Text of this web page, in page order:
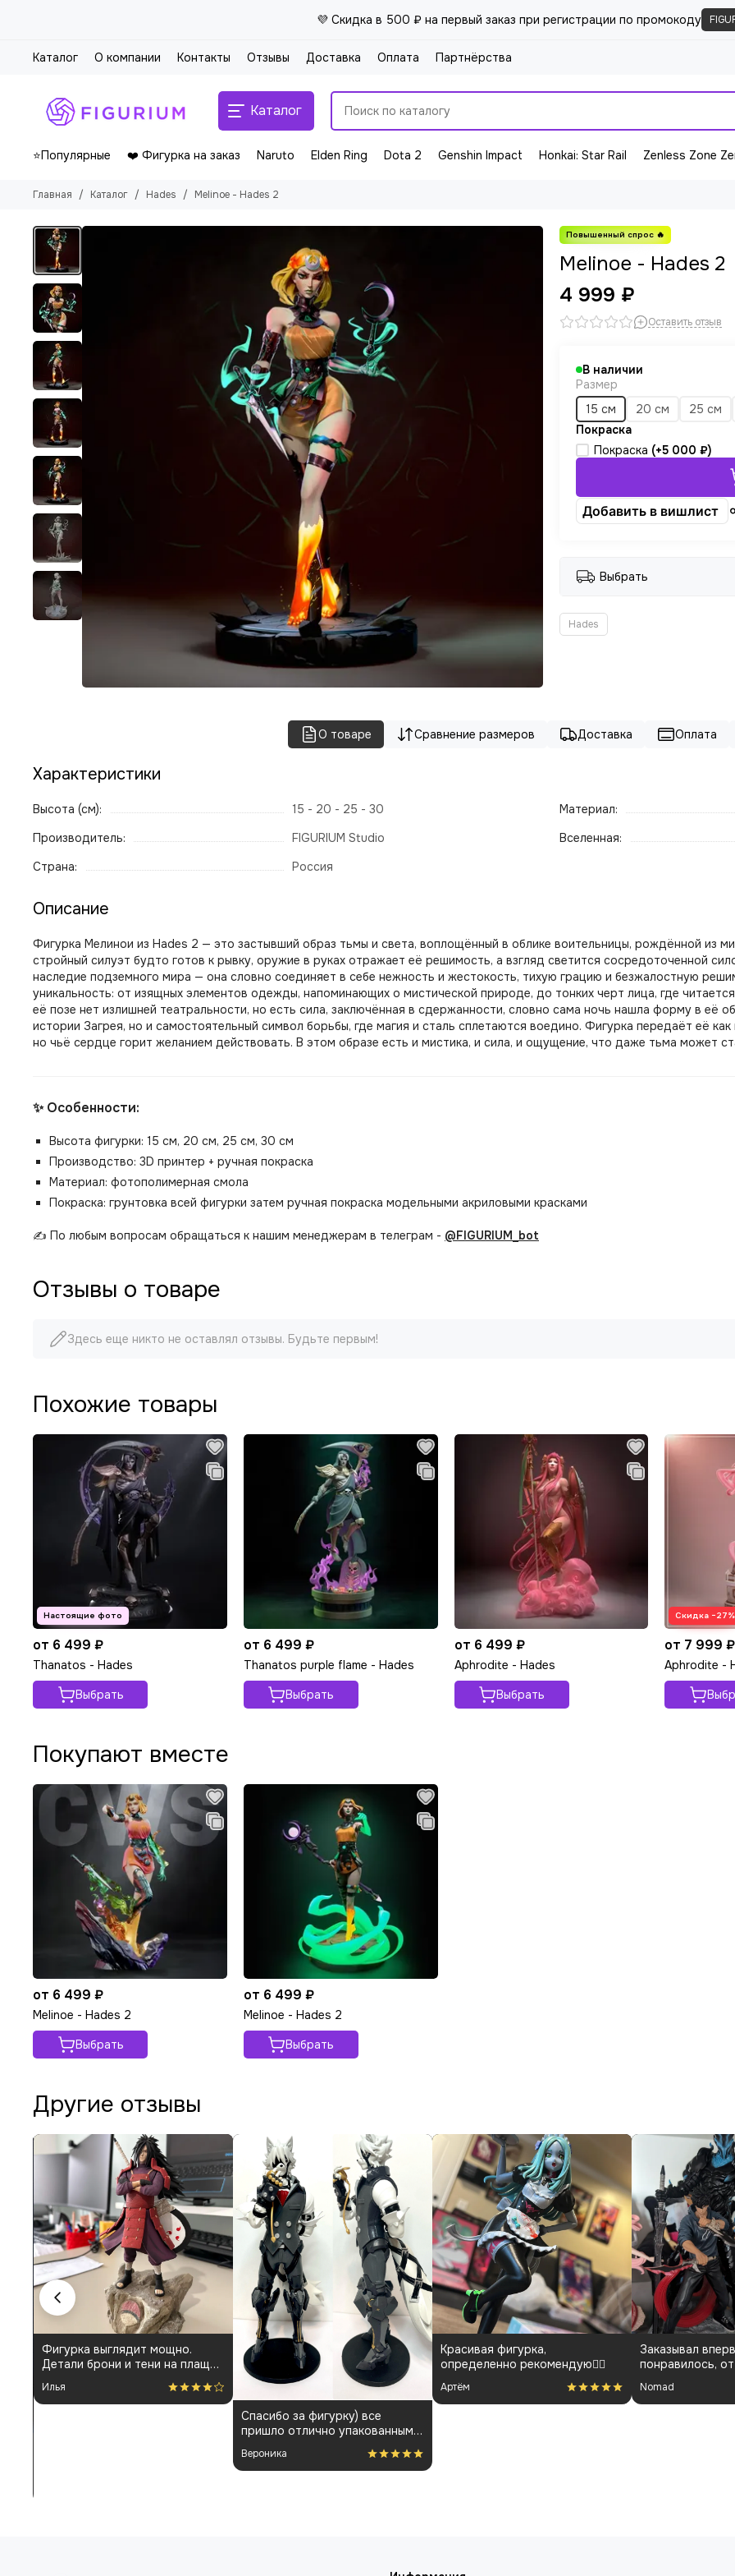
💜 Скидка в 500 ₽ на первый заказ при регистрации по промокоду
Каталог О компании Контакты Отзывы Доставка Оплата Партнёрства
Каталог
⭐Популярные ❤️ Фигурка на заказ Naruto Elden Ring Dota 2 Genshin Impact Honkai: Star Rail Zenless Zone
Главная Каталог Hades Melinoe - Hades 2
Melinoe - Hades 2
4 999 ₽
Оставить отзыв
В наличии
Размер
15 см
20 см 25 см
Покраска
Покраска (+5 000 ₽)
Добавить в вишлист
Выбрать
Hades
О товаре Сравнение размеров Доставка Оплата
Характеристики
Высота (см):
15 - 20 - 25 - 30
Производитель:
FIGURIUM Studio
Страна:
Россия
Материал:
Вселенная:
Описание
Фигурка Мелинои из Hades 2 — это застывший образ тьмы и света, воплощённый в облике воительницы, рождённой из
стройный силуэт будто готов к рывку, оружие в руках отражает её решимость, а взгляд светится сосредоточенной
наследие подземного мира — она словно соединяет в себе нежность и жестокость, тихую грацию и безжалостную
уникальность: от изящных элементов одежды, напоминающих о мистической природе, до тонких черт лица, где
её позе нет излишней театральности, но есть сила, заключённая в сдержанности, словно сама ночь нашла форму в её
истории Загрея, но и самостоятельный символ борьбы, где магия и сталь сплетаются воедино. Фигурка передаёт её
но чьё сердце горит желанием действовать. В этом образе есть и мистика, и сила, и ощущение, что даже тьма может
✨ Особенности:
Высота фигурки: 15 см, 20 см, 25 см, 30 см
Производство: 3D принтер + ручная покраска
Материал: фотополимерная смола
Покраска: грунтовка всей фигурки затем ручная покраска модельными акриловыми красками
✍️ По любым вопросам обращаться к нашим менеджерам в телеграм - @FIGURIUM_bot
Отзывы о товаре
Здесь еще никто не оставлял отзывы. Будьте первым!
Похожие товары
от 6 499 ₽
Thanatos - Hades
Выбрать
от 6 499 ₽
Thanatos purple flame - Hades
Выбрать
от 6 499 ₽
Aphrodite - Hades
Выбрать
Скидка −27%
от 7 999 ₽
Aphrodite -
Покупают вместе
от 6 499 ₽
Melinoe - Hades 2
Выбрать
от 6 499 ₽
Melinoe - Hades 2
Выбрать
Другие отзывы
Фигурка выглядит мощно.
Детали брони и тени на плаще
проработаны аккуратно.
Пришла быстро и без
повреждений. Немного
Илья
Спасибо за фигурку) все
пришло отлично упакованным.
Отдельная благодарность за
покраску модели.
Вероника
Красивая фигурка,
определенно рекомендую👍🏻
Артём
Заказывал
понравилось,
менеджарами
покраса
Nomad